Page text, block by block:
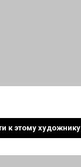
к этому художнику